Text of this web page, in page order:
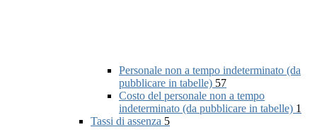
Personale non a tempo indeterminato (da
pubblicare in tabelle) 57
Costo del personale non a tempo
indeterminato (da pubblicare in tabelle) 1
Tassi di assenza 5